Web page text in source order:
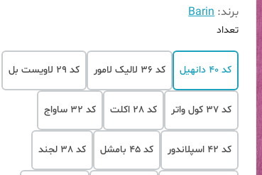
برند: Barin
تعداد
کد 40 دانهیل کد 36 لالیک لامور کد 29 لاویست بل
کد 37 کول واتر کد 28 اکلت کد 32 ساواج
کد 42 اسپلاندور کد 45 بامشل کد 38 لجند